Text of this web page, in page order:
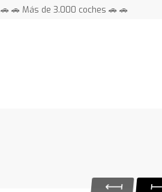
🚗 🚗 Más de 3.000 coches 🚗 🚗